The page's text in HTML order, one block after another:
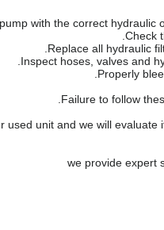
Failure to follow
used unit and we will